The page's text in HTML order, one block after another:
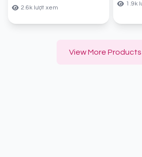
2.6k lượt xem
1.9k
View More Products